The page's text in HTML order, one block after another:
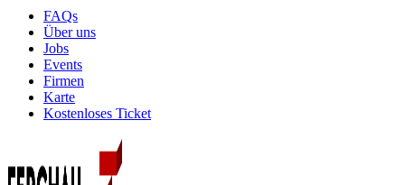
FAQs
Über uns
Jobs
Events
Firmen
Karte
Kostenloses Ticket